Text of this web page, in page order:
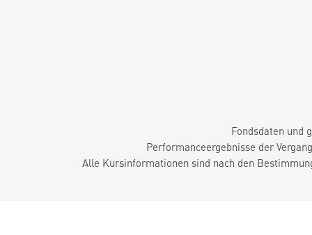
Fondsdaten und
Performanceergebnisse der
Alle Kursinformationen sind nach den